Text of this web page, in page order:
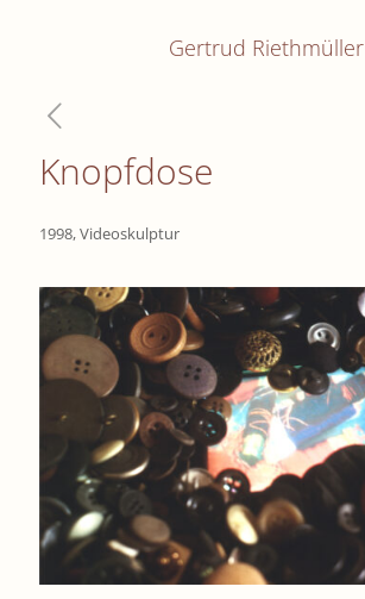
Gertrud Riethmüller
Knopfdose
1998, Videoskulptur